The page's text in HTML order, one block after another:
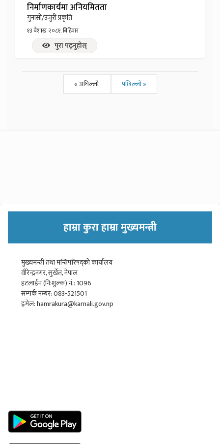
निर्माणकार्यमा अनियमितता
गुनासो/उजुरी प्रकृति
१३ बैशाख २०८१, बिहिवार
पुरा पढ्नुहोस्
« अघिल्लो पछिल्लो »
हाम्रा कुरा हाम्रा मुख्यमन्त्री
मुख्यमन्त्री तथा मन्त्रिपरिषद्को कार्यालय
वीरेन्द्रनगर, सुर्खेत, नेपाल
हटलाईन (नि:शुल्क) नं.: 1096
सम्पर्क नम्बर: 083-521501
इमेल: hamrakura@karnali.gov.np